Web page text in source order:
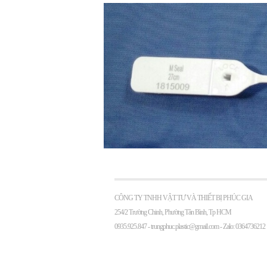
CÔNG TY TNHH VẬT TƯ VÀ THIẾT BỊ PHÚC GIA
254/2 Trường Chinh, Phường Tân Bình, Tp HCM
0935.925.847 -trungphuc.plastic@gmail.com- Zalo: 0364736212